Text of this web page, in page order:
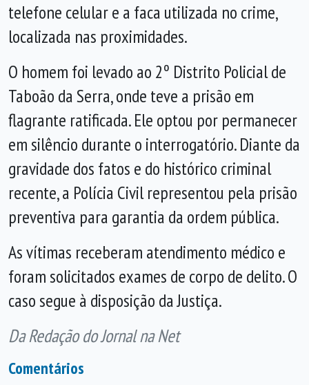
telefone celular e a faca utilizada no crime,
localizada nas proximidades.
O homem foi levado ao 2º Distrito Policial de
Taboão da Serra, onde teve a prisão em
flagrante ratificada. Ele optou por permanecer
em silêncio durante o interrogatório. Diante da
gravidade dos fatos e do histórico criminal
recente, a Polícia Civil representou pela prisão
preventiva para garantia da ordem pública.
As vítimas receberam atendimento médico e
foram solicitados exames de corpo de delito. O
caso segue à disposição da Justiça.
Da Redação do Jornal na Net
Comentários